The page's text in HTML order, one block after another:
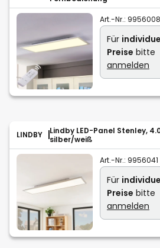
Art.-Nr.: 9956008
Für
Preise bitte
anmelden
LINDBY
Lindby LED-Panel Stenley,
silber/weiß
Art.-Nr.: 9956041
Für
Preise bitte
anmelden